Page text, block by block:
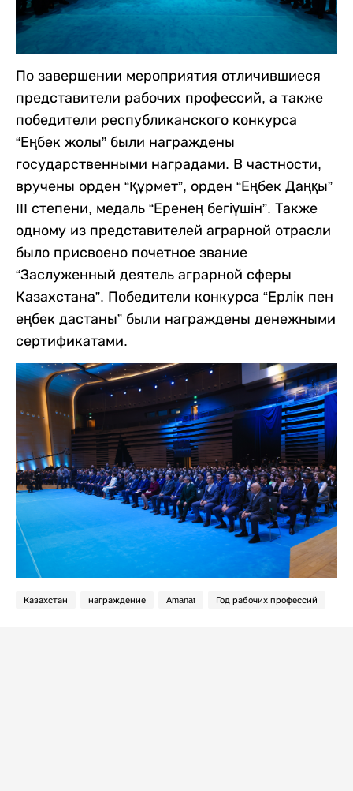
По завершении мероприятия отличившиеся
представители рабочих профессий, а также
победители республиканского конкурса
“Еңбек жолы” были награждены
государственными наградами. В частности,
вручены орден “Құрмет”, орден “Еңбек Даңқы”
III степени, медаль “Еренең бегіүшін”. Также
одному из представителей аграрной отрасли
было присвоено почетное звание
“Заслуженный деятель аграрной сферы
Казахстана”. Победители конкурса “Ерлік пен
еңбек дастаны” были награждены денежными
сертификатами.
Казахстан награждение Amanat Год рабочих профессий